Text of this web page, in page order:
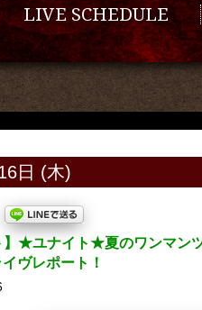
LIVE SCHEDULE
日 (木)
】★ユナイト★夏のワンマン
ヴレポート！